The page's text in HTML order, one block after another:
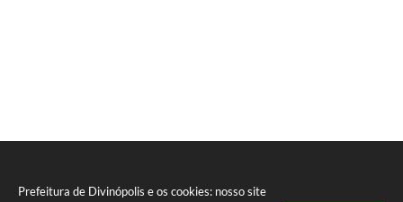
Prefeitura de Divinópolis e os cookies: nosso site